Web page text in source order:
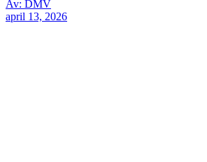
Av: DMV
april 13, 2026